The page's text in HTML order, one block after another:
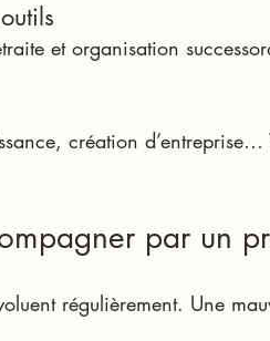
et organisation
création d’entreprise…
par un
régulièrement. Une